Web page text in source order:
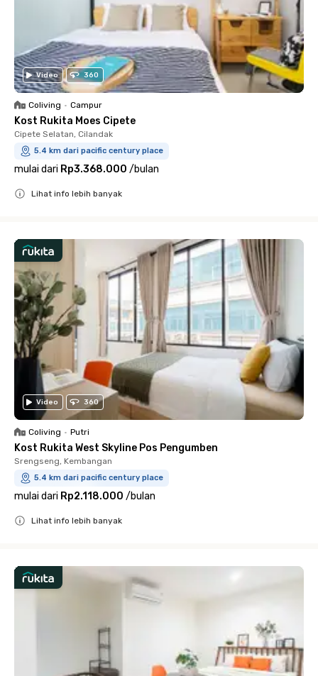
Video 360
Coliving • Campur
Kost Rukita Moes Cipete
Cipete Selatan, Cilandak
5.4 km dari pacific century place
mulai dari Rp3.368.000 /bulan
Lihat info lebih banyak
Video 360
Coliving • Putri
Kost Rukita West Skyline Pos Pengumben
Srengseng, Kembangan
5.4 km dari pacific century place
mulai dari Rp2.118.000 /bulan
Lihat info lebih banyak